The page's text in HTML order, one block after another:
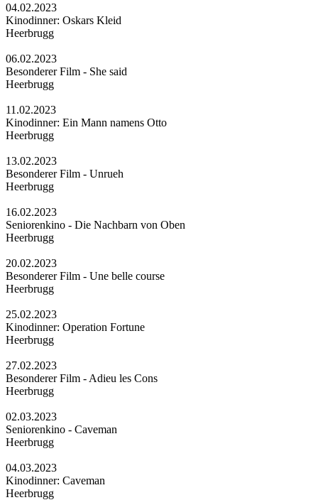
04.02.2023
Kinodinner: Oskars Kleid
Heerbrugg
06.02.2023
Besonderer Film - She said
Heerbrugg
11.02.2023
Kinodinner: Ein Mann namens Otto
Heerbrugg
13.02.2023
Besonderer Film - Unrueh
Heerbrugg
16.02.2023
Seniorenkino - Die Nachbarn von Oben
Heerbrugg
20.02.2023
Besonderer Film - Une belle course
Heerbrugg
25.02.2023
Kinodinner: Operation Fortune
Heerbrugg
27.02.2023
Besonderer Film - Adieu les Cons
Heerbrugg
02.03.2023
Seniorenkino - Caveman
Heerbrugg
04.03.2023
Kinodinner: Caveman
Heerbrugg